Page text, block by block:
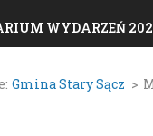
WYDARZEŃ
Gmina Stary Sącz >